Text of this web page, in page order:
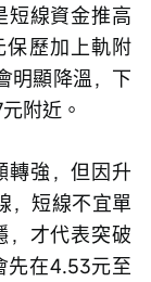
短線資金推高
歷加上軌附
明顯降溫，下
附近。
轉強，但因升
，短線不宜單
，才代表突破
先在4.53元至